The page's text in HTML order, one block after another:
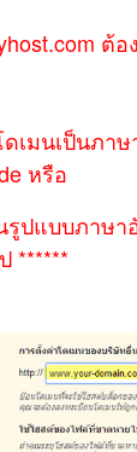
ต้
เมนเป็นภา
หรือ
รูปแบบภาษา
******